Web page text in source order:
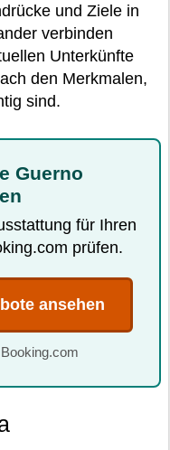
und Ziele in
verbinden
Unterkünfte
den Merkmalen,
sind.
Guerno
für Ihren
prüfen.
ansehen